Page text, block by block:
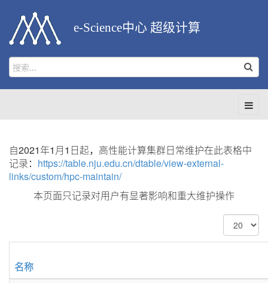
e-Science中心 超级计算
自2021年1月1日起，高性能计算集群日常维护在此表格中
记录： https://table.nju.edu.cn/dtable/view-external-
links/custom/hpc-maintain/
本页面只记录对用户有显著影响和重大维护操作
每
页
显
名称